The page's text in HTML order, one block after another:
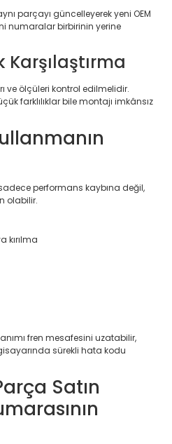
parçayı güncelleyerek yeni OEM
numaralar birbirinin yerine
Karşılaştırma
ve ölçüleri kontrol edilmelidir.
farklılıklar bile montajı imkânsız
performans kaybına değil,
olabilir.
kırılma
fren mesafesini uzatabilir,
sürekli hata kodu
Satın